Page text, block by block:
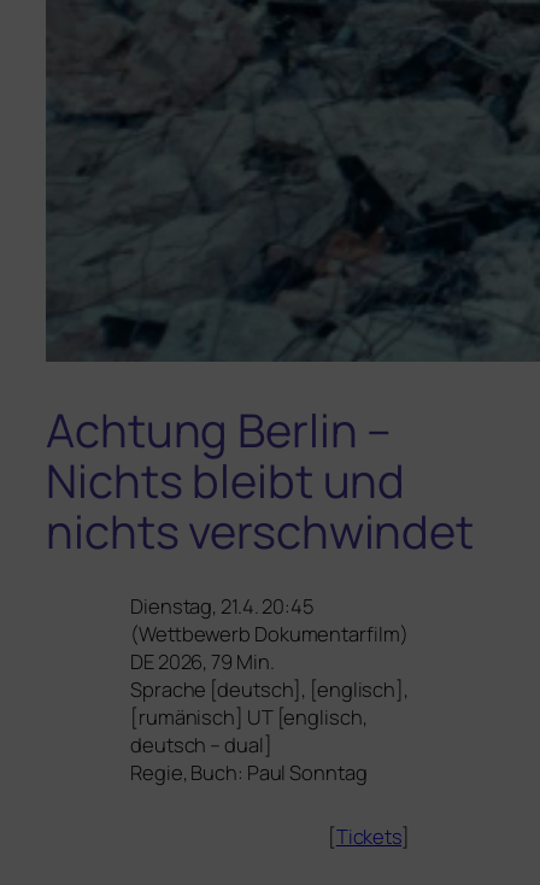
Achtung Berlin –
Nichts bleibt und
nichts verschwindet
Dienstag, 21.4. 20:45
(Wettbewerb Dokumentarfilm)
DE2026, 79 Min.
Sprache [deutsch], [eng­lisch],
[rumä­nisch] UT[eng­lisch,
deutsch – dual]
Regie, Buch: Paul Sonntag
[Tickets]